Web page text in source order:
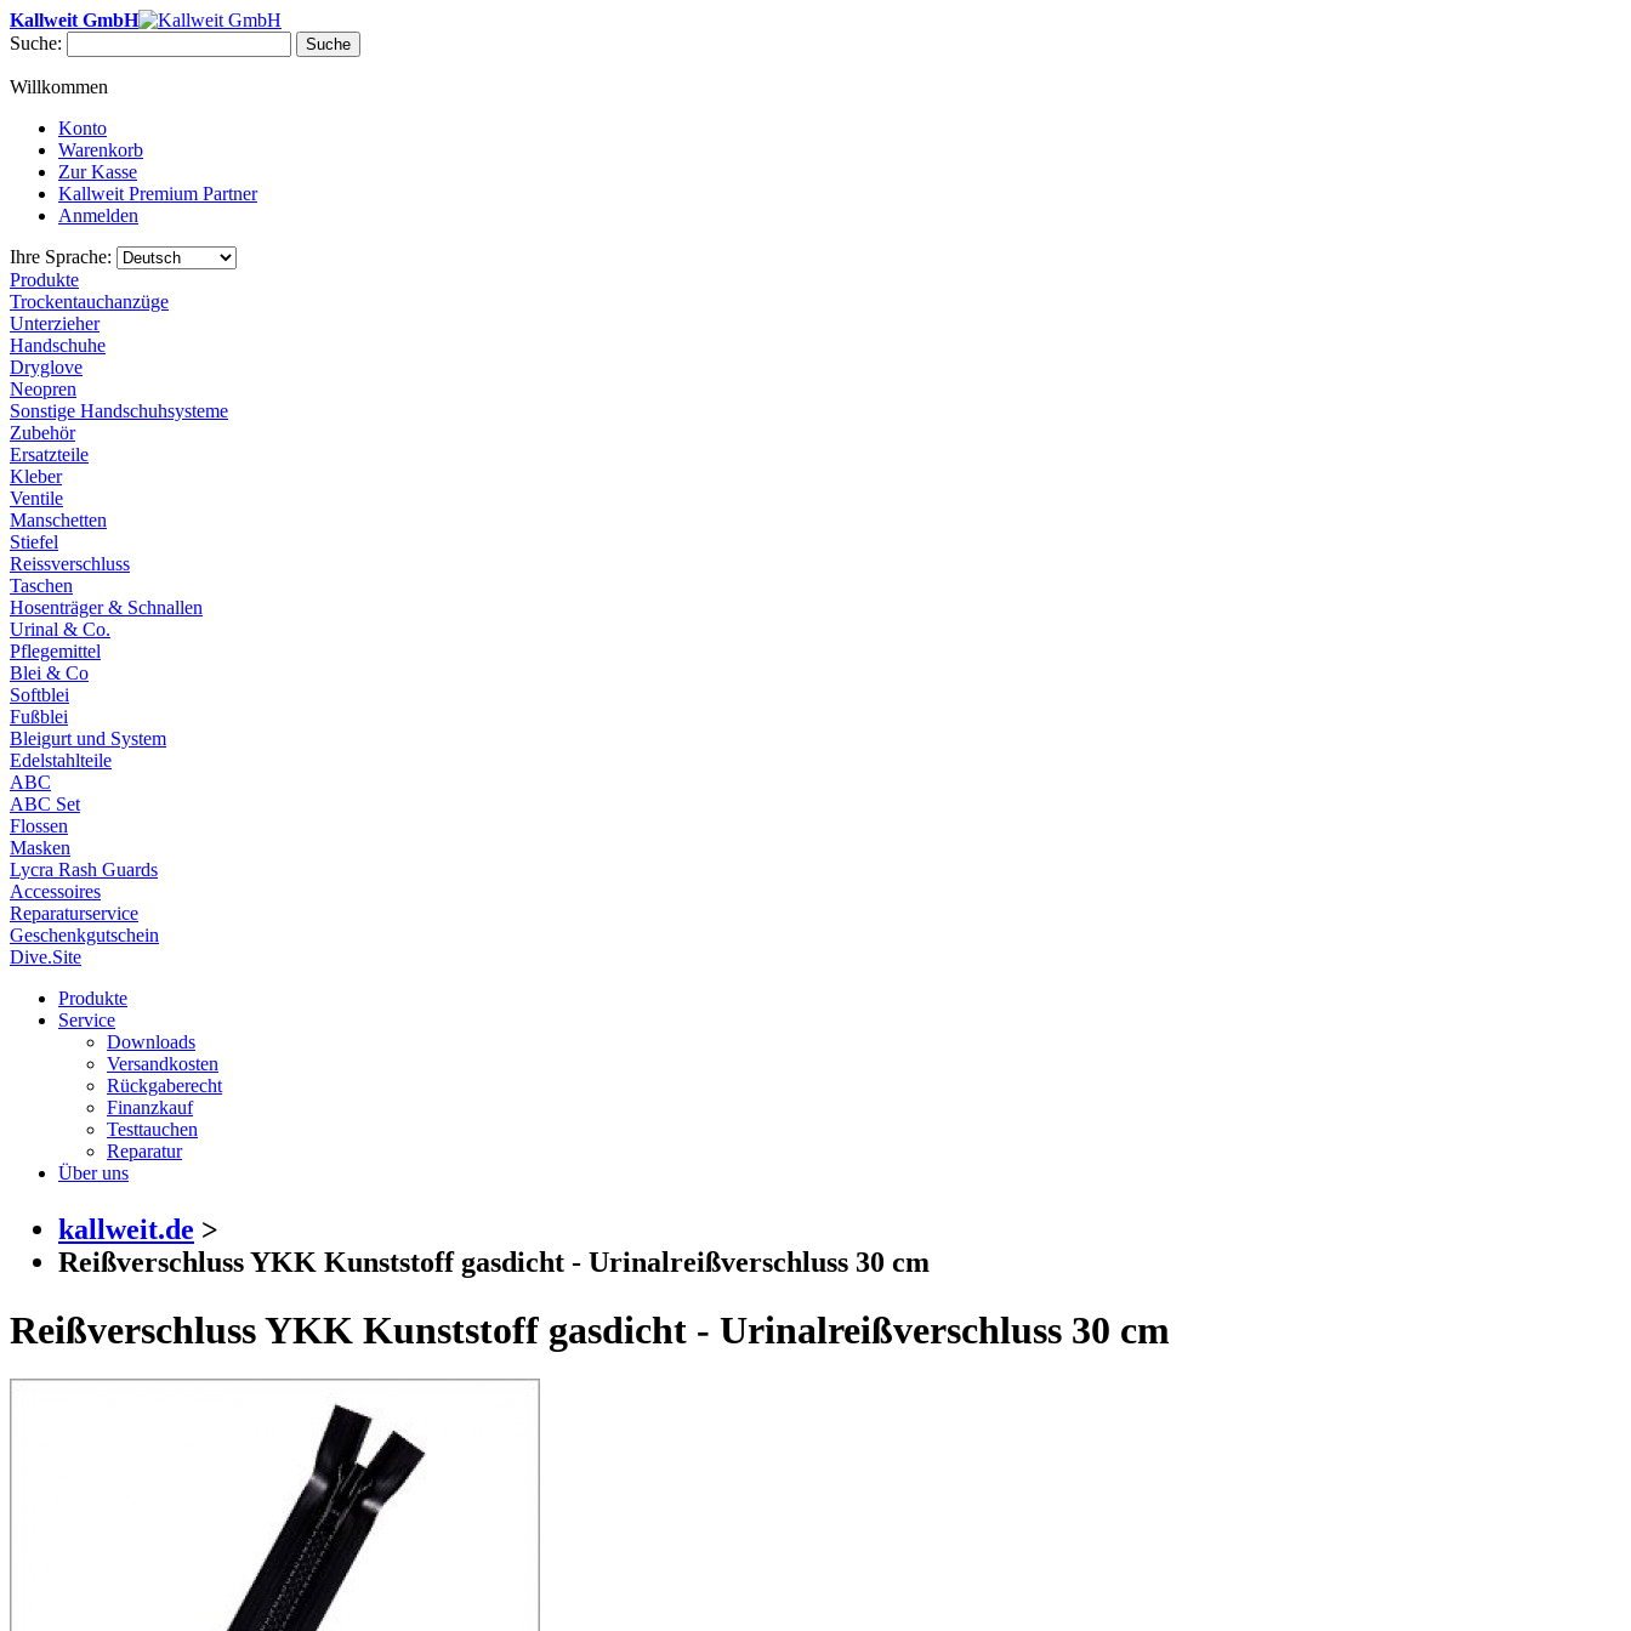
Kallweit GmbH
Suche:
Suche
Willkommen
Konto
Warenkorb
Zur Kasse
Kallweit Premium Partner
Anmelden
Ihre Sprache:
Produkte
Trockentauchanzüge
Unterzieher
Handschuhe
Dryglove
Neopren
Sonstige Handschuhsysteme
Zubehör
Ersatzteile
Kleber
Ventile
Manschetten
Stiefel
Reissverschluss
Taschen
Hosenträger & Schnallen
Urinal & Co.
Pflegemittel
Blei & Co
Softblei
Fußblei
Bleigurt und System
Edelstahlteile
ABC
ABC Set
Flossen
Masken
Lycra Rash Guards
Accessoires
Reparaturservice
Geschenkgutschein
Dive.Site
Produkte
Service
Downloads
Versandkosten
Rückgaberecht
Finanzkauf
Testtauchen
Reparatur
Über uns
kallweit.de >
Reißverschluss YKK Kunststoff gasdicht - Urinalreißverschluss 30 cm
Reißverschluss YKK Kunststoff gasdicht - Urinalreißverschluss 30 cm